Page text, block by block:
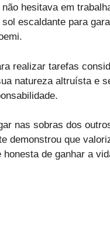
hesitava em
escaldante para
realizar tarefas
natureza altruísta e
nas sobras dos
demonstrou que
honesta de ganhar a